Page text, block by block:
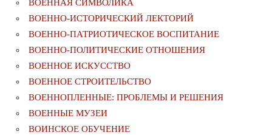
ВОЕННАЯ СИМВОЛИКА
ВОЕННО-ИСТОРИЧЕСКИЙ ЛЕКТОРИЙ
ВОЕННО-ПАТРИОТИЧЕСКОЕ ВОСПИТАНИЕ
ВОЕННО-ПОЛИТИЧЕСКИE ОТНОШЕНИЯ
ВОЕННОЕ ИСКУССТВО
ВОЕННОЕ СТРОИТЕЛЬСТВО
ВОЕННОПЛЕННЫЕ: ПРОБЛЕМЫ И РЕШЕНИЯ
ВОЕННЫЕ МУЗЕИ
ВОИНСКОЕ ОБУЧЕНИЕ